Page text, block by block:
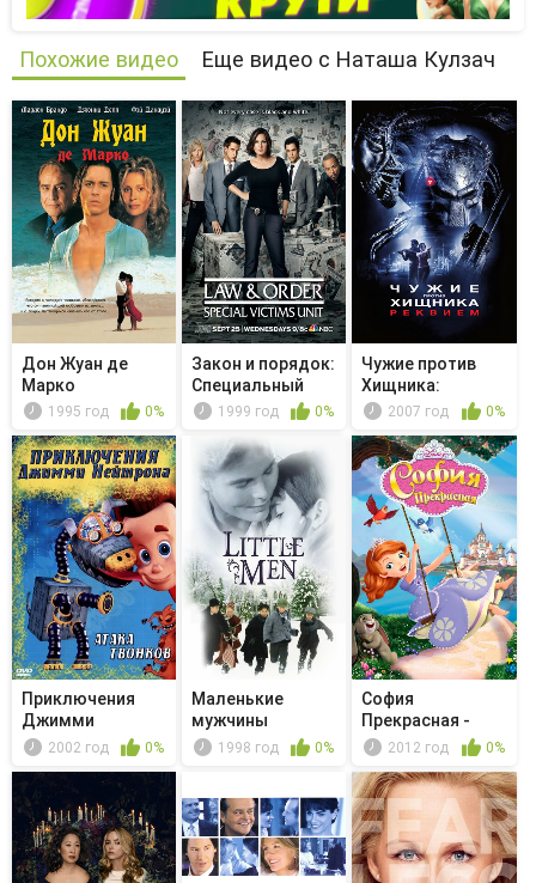
Похожие видео Еще видео с Наташа Кулзач
Дон Жуан де
Марко
1995 год 0%
Закон и порядок:
Специальный
корпус -...
1999 год 0%
Чужие против
Хищника:
Реквием
2007 год 0%
Приключения
Джимми
Нейтрона,
2002 год 0%
Маленькие
мужчины
1998 год 0%
София
Прекрасная -
Веселимся до
2012 год 0%